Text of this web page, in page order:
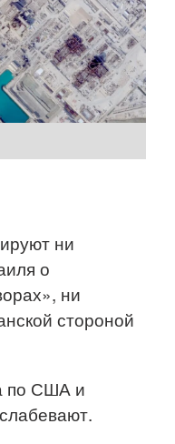
ни
о
ни
стороной
по США и